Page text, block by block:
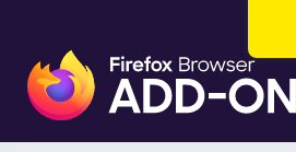
F
i
e